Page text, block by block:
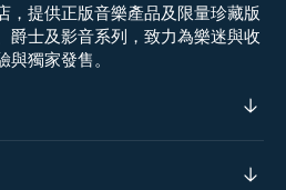
，提供正版音樂產品及限量珍藏版
爵士及影音系列，致力為樂迷與收
獨家發售。